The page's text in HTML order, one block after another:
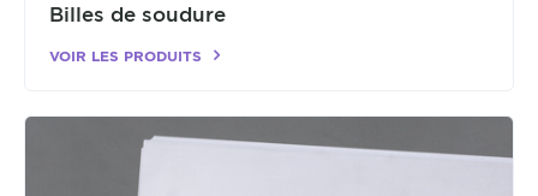
Billes de soudure
VOIR LES PRODUITS